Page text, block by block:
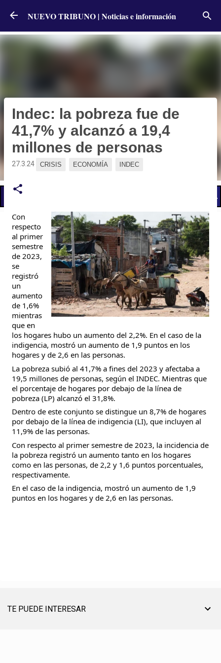
Ir al contenido principal
NUEVO TRIBUNO | Noticias e información
📢 LO ÚLTIMO
Indec: la pobreza fue de
41,7% y alcanzó a 19,4
millones de personas
27.3.24 CRISIS ECONOMÍA INDEC
Con
respecto
al primer
semestre
de 2023,
se
registró
un
aumento
de 1,6%
mientras
que en
los hogares hubo un aumento del 2,2%. En el caso de la
indigencia, mostró un aumento de 1,9 puntos en los
hogares y de 2,6 en las personas.
La pobreza subió al 41,7% a fines del 2023 y afectaba a
19,5 millones de personas, según el INDEC. Mientras que
el porcentaje de hogares por debajo de la línea de
pobreza (LP) alcanzó el 31,8%.
Dentro de este conjunto se distingue un 8,7% de hogares
por debajo de la línea de indigencia (LI), que incluyen al
11,9% de las personas.
Con respecto al primer semestre de 2023, la incidencia de
la pobreza registró un aumento tanto en los hogares
como en las personas, de 2,2 y 1,6 puntos porcentuales,
respectivamente.
En el caso de la indigencia, mostró un aumento de 1,9
puntos en los hogares y de 2,6 en las personas.
TE PUEDE INTERESAR